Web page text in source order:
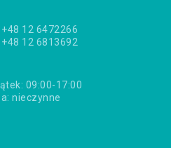
12 6472266
12 6813692
09:00-17:00
nieczynne